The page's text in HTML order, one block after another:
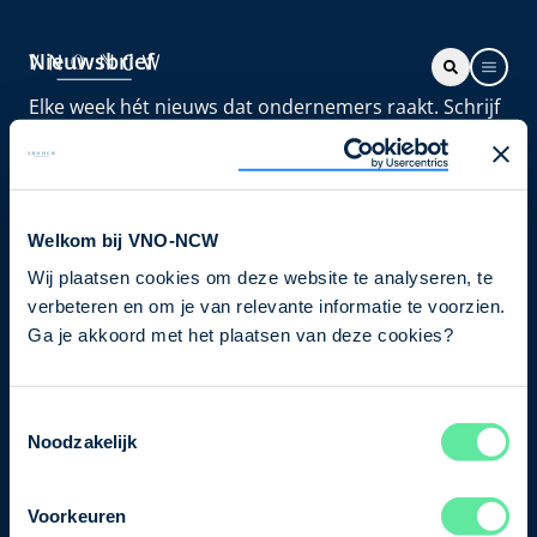
Welkom bij VNO-NCW
Wij plaatsen cookies om deze website te analyseren, te
verbeteren en om je van relevante informatie te voorzien.
Ga je akkoord met het plaatsen van deze cookies?
Noodzakelijk
Voorkeuren
Nieuwsbrief
Elke week hét nieuws dat ondernemers raakt. Schrijf
je nu in voor de VNO-NCW nieuwsbrief.
Schrijf je in
Direct naar
Ons verhaal
Bezuidenhoutseweg 12
T+31 70 349 03 49